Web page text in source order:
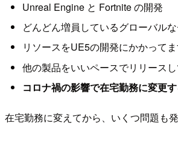
Unreal Engine と Fortnite の開発
どんどん増員しているグローバル
リソースをUE5の開発にかかって
他の製品をいいペースでリリース
コロナ禍の影響で在宅勤務に変更
在宅勤務に変えてから、いくつ問題も発